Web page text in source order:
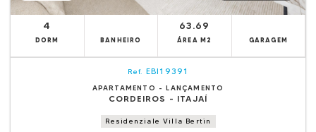
4
DORM BANHEIRO
63.69
ÁREA M2 GARAGEM
Ref. EBI19391
APARTAMENTO - LANÇAMENTO
CORDEIROS - ITAJAÍ
Residenziale Villa Bertin